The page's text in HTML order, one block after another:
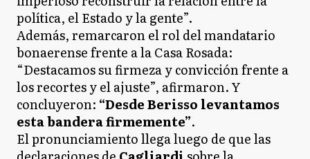
política, el Estado y la gente”.
Además, remarcaron el rol del mandatario
bonaerense frente a la Casa Rosada:
“Destacamos su firmeza y convicción frente a
los recortes y el ajuste”, afirmaron. Y
concluyeron: “Desde Berisso levantamos
esta bandera firmemente”.
El pronunciamiento llega luego de que las